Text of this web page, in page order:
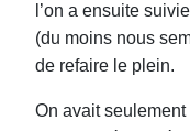
l’on a ensuite
(du moins nous
de refaire le plein.
On avait